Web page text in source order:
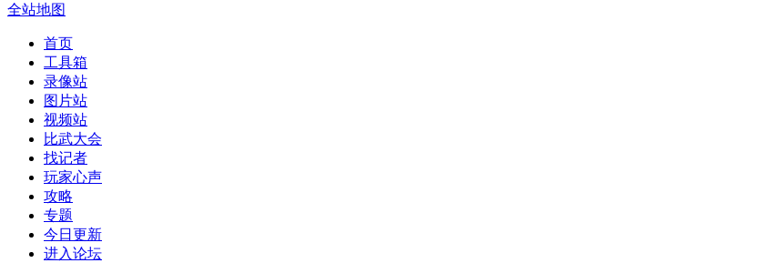
全站地图
首页
工具箱
录像站
图片站
视频站
比武大会
找记者
玩家心声
攻略
专题
今日更新
进入论坛